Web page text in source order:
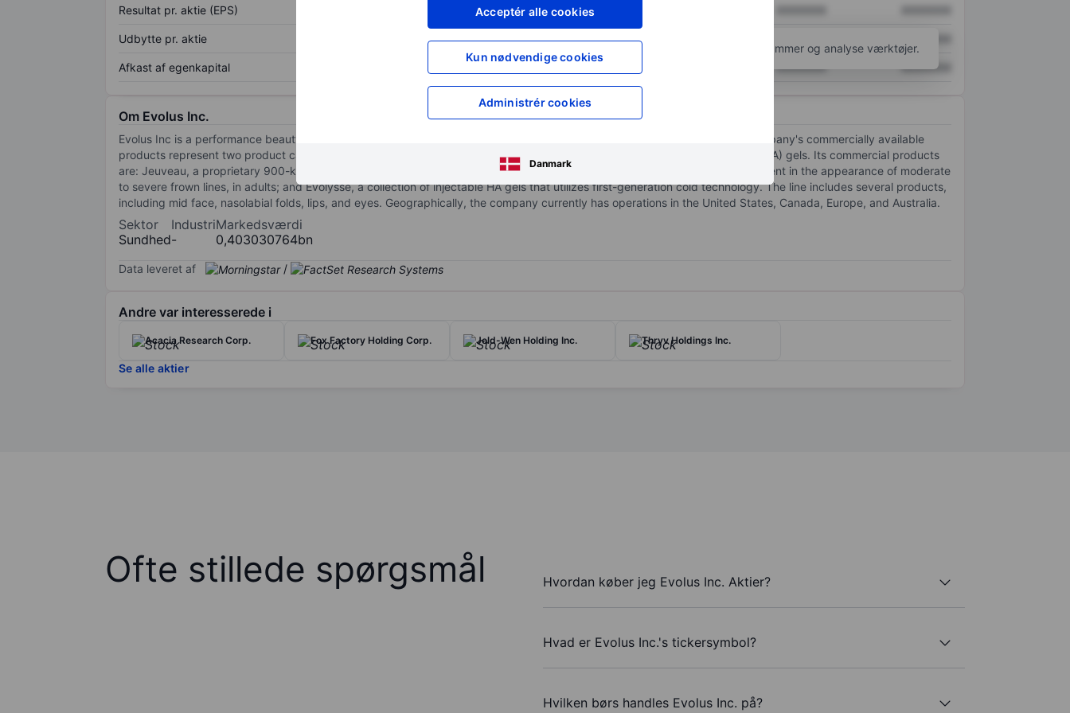
Acceptér alle cookies
Kun nødvendige cookies
Administrér cookies
Danmark
Resultat pr. aktie (EPS) XXXXXXX
Udbytte pr. aktie XXXXXXX
Afkast af egenkapital XXXXXXX XXXXXXX XXXXXXX
for at få adgang til flere diagrammer og analyse værktøjer.
Om Evolus Inc.
Evolus Inc is a performance beauty company offering medical aesthetic products in the cash-pay aesthetic market. The company's commercially available
products represent two product categories within medical aesthetics: injectable neurotoxins and injectable hyaluronic acid (HA) gels. Its commercial products
are: Jeuveau, a proprietary 900-kilodalton, purified botulinum toxin type A formulation indicated for the temporary improvement in the appearance of moderate
to severe frown lines, in adults; and Evolysse, a collection of injectable HA gels that utilizes first-generation cold technology. The line includes several products,
including mid face, nasolabial folds, lips, and eyes. Geographically, the company currently has operations in the United States, Canada, Europe, and Australia.
Sektor
Sundhed
Industri
-
Markedsværdi
0,403030764bn
Data leveret af /
Andre var interesserede i
Acacia Research Corp. Fox Factory Holding Corp. Jeld-Wen Holding Inc. Thryv Holdings Inc.
Se alle aktier
Ofte stillede spørgsmål Hvordan køber jeg Evolus Inc. Aktier?
Hvad er Evolus Inc.'s tickersymbol?
Hvilken børs handles Evolus Inc. på?